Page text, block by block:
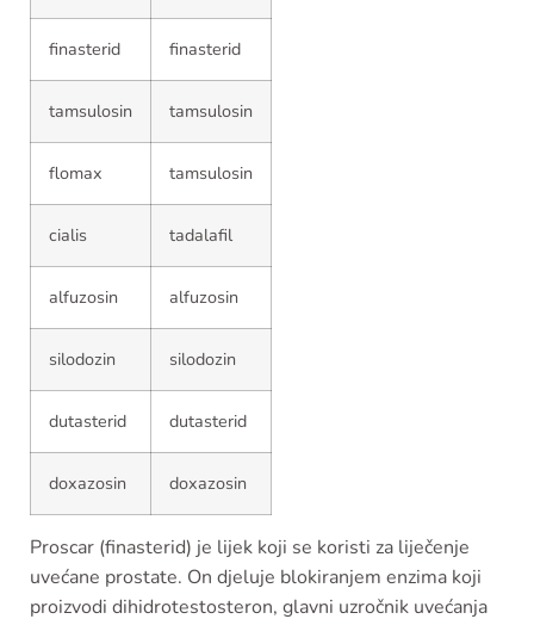
finasterid finasterid
tamsulosin tamsulosin
flomax tamsulosin
cialis tadalafil
alfuzosin alfuzosin
silodozin silodozin
dutasterid dutasterid
doxazosin doxazosin
Proscar (finasterid) je lijek koji se koristi za liječenje
uvećane prostate. On djeluje blokiranjem enzima koji
proizvodi dihidrotestosteron, glavni uzročnik uvećanja